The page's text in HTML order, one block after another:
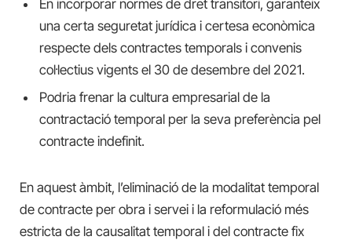
En incorporar normes de dret transitori, garanteix
una certa seguretat jurídica i certesa econòmica
respecte dels contractes temporals i convenis
col·lectius vigents el 30 de desembre del 2021.
Podria frenar la cultura empresarial de la
contractació temporal per la seva preferència pel
contracte indefinit.
En aquest àmbit, l’eliminació de la modalitat temporal
de contracte per obra i servei i la reformulació més
estricta de la causalitat temporal i del contracte fix